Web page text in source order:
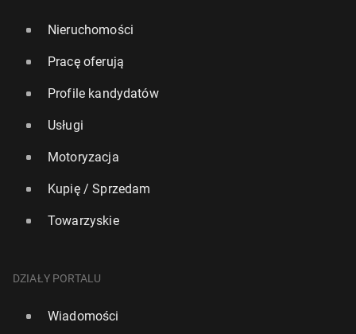
10 lutego, 08:30
Nieruchomości
Pracę oferują
Profile kandydatów
Usługi
Motoryzacja
Kupię / Sprzedam
Towarzyskie
DZIAŁY PORTALU
Wiadomości